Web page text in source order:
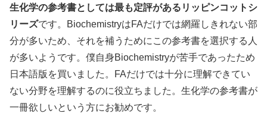
生化学の参考書としては最も定評があるリッピンコットシ
リーズです。BiochemistryはFAだけでは網羅しきれない部
分が多いため、それを補うためにこの参考書を選択する人
が多いようです。僕自身Biochemistryが苦手であったため
日本語版を買いました。FAだけでは十分に理解できてい
ない分野を理解するのに役立ちました。生化学の参考書が
一冊欲しいという方にお勧めです。